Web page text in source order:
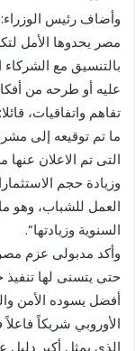
وأضاف رئيس
مصر يحدوها الأمل
بالتنسيق مع الشركاء
عليه أو طرحه من
تفاهم واتفاقيات،
ما تم توقيعه إلى
التى تم الاعلان
وزيادة حجم
العمل للشباب، وهو
السنوية وزيادتها”.
وأكد مدبولى عزم
حتى يتسنى لها
أفضل يسوده الأمن
الأوروبي شريكاً
الذي يمثل أكبر دليل